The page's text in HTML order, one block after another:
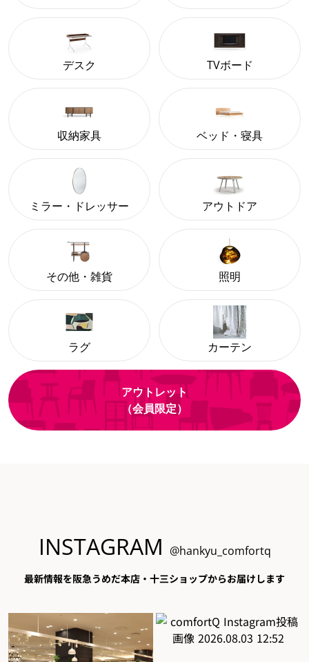
デスク TVボード
収納家具 ベッド・寝具
ミラー・ドレッサー アウトドア
その他・雑貨 照明
ラグ カーテン
アウトレット
（会員限定）
INSTAGRAM @hankyu_comfortq
最新情報を阪急うめだ本店・十三ショップからお届けします